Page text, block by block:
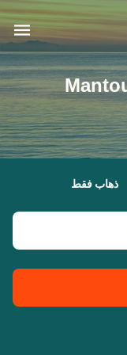
ذهاب فقط